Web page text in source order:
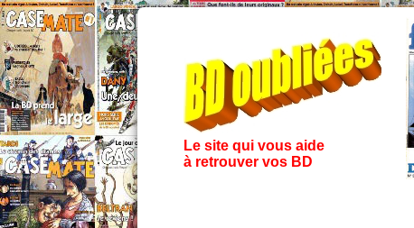
Le site qui vous aide
à retrouver vos BD